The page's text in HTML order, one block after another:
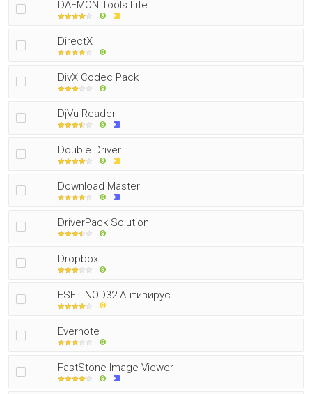
DAEMON Tools Lite
DirectX
DivX Codec Pack
DjVu Reader
Double Driver
Download Master
DriverPack Solution
Dropbox
ESET NOD32 Антивирус
Evernote
FastStone Image Viewer